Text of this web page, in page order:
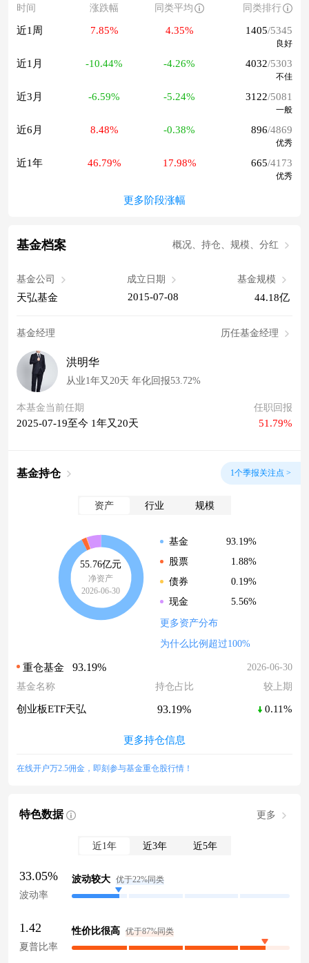
时间 涨跌幅 同类平均 同类排行
近1周 7.85% 4.35% 1405/5345
良好
近1月 -10.44% -4.26% 4032/5303
不佳
近3月 -6.59% -5.24% 3122/5081
一般
近6月 8.48% -0.38% 896/4869
优秀
近1年 46.79% 17.98% 665/4173
优秀
更多阶段涨幅
基金档案 概况、持仓、规模、分红
基金公司
天弘基金
成立日期
2015-07-08
基金规模
44.18亿
基金经理 历任基金经理
洪明华
从业1年又20天 年化回报53.72%
本基金当前任期
2025-07-19至今 1年又20天
任职回报
51.79%
基金持仓 1个季报关注点 >
资产 行业 规模
55.76亿元
净资产
2026-06-30
基金
93.19%
股票
1.88%
债券
0.19%
现金
5.56%
更多资产分布
为什么比例超过100%
重仓基金 93.19%
2026-06-30
基金名称
持仓占比 较上期
创业板ETF天弘 93.19% 0.11%
更多持仓信息
在线开户万2.5佣金，即刻参与基金重仓股行情！
特色数据 更多
近1年 近3年 近5年
33.05%
波动率
波动较大 优于22%同类
1.42
夏普比率
性价比很高 优于87%同类